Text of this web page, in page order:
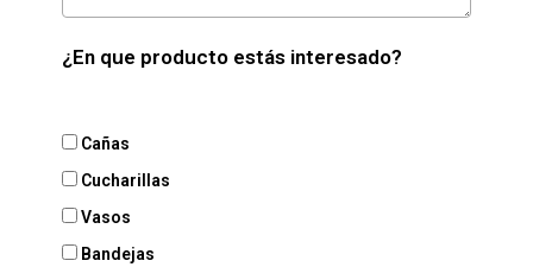
¿En que producto estás interesado?
Cañas
Cucharillas
Vasos
Bandejas